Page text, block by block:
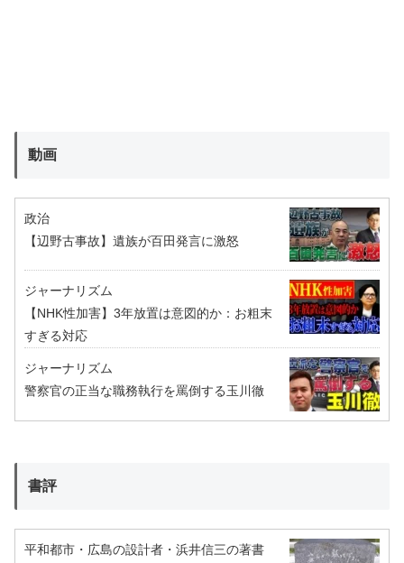
動画
政治
【辺野古事故】遺族が百田発言に激怒
ジャーナリズム
【NHK性加害】3年放置は意図的か：お粗末
すぎる対応
ジャーナリズム
警察官の正当な職務執行を罵倒する玉川徹
書評
平和都市・広島の設計者・浜井信三の著書